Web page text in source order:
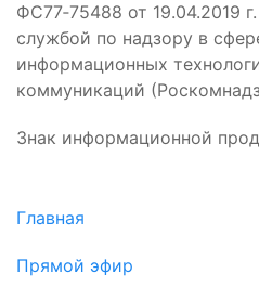
ФС77‑75488 от 19.04.2019
службой по надзору в
информационных
коммуникаций
Знак информационной
Главная
Прямой эфир